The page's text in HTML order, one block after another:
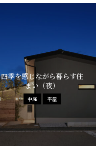
四季を感じながら暮らす住
まい（夜）
中庭 平屋